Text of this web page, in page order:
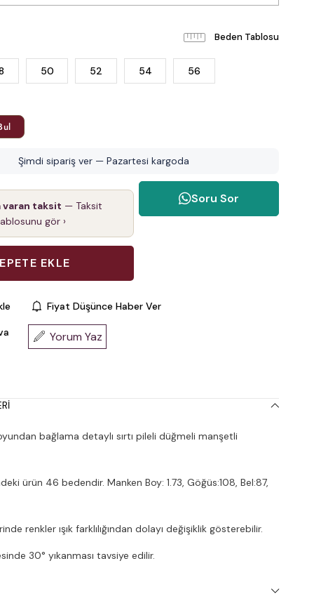
Beden Tablosu
50 52 54 56
Şimdi sipariş ver — Pazartesi kargoda
varan taksit — Taksit
gör ›
Soru Sor
Fiyat Düşünce Haber Ver
Yorum Yaz
bağlama detaylı sırtı pileli düğmeli manşetli
ürün 46 bedendir. Manken Boy: 1.73, Göğüs:108, Bel:87,
renkler ışık farklılığından dolayı değişiklik gösterebilir.
30° yıkanması tavsiye edilir.